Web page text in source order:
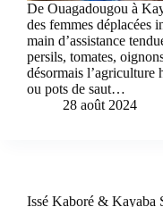
De Ouagadougou à
des femmes déplacées
main d’assistance
persils, tomates,
désormais l’agriculture
ou pots de saut…
28 août 2024
Issé Kaboré & Kayaba